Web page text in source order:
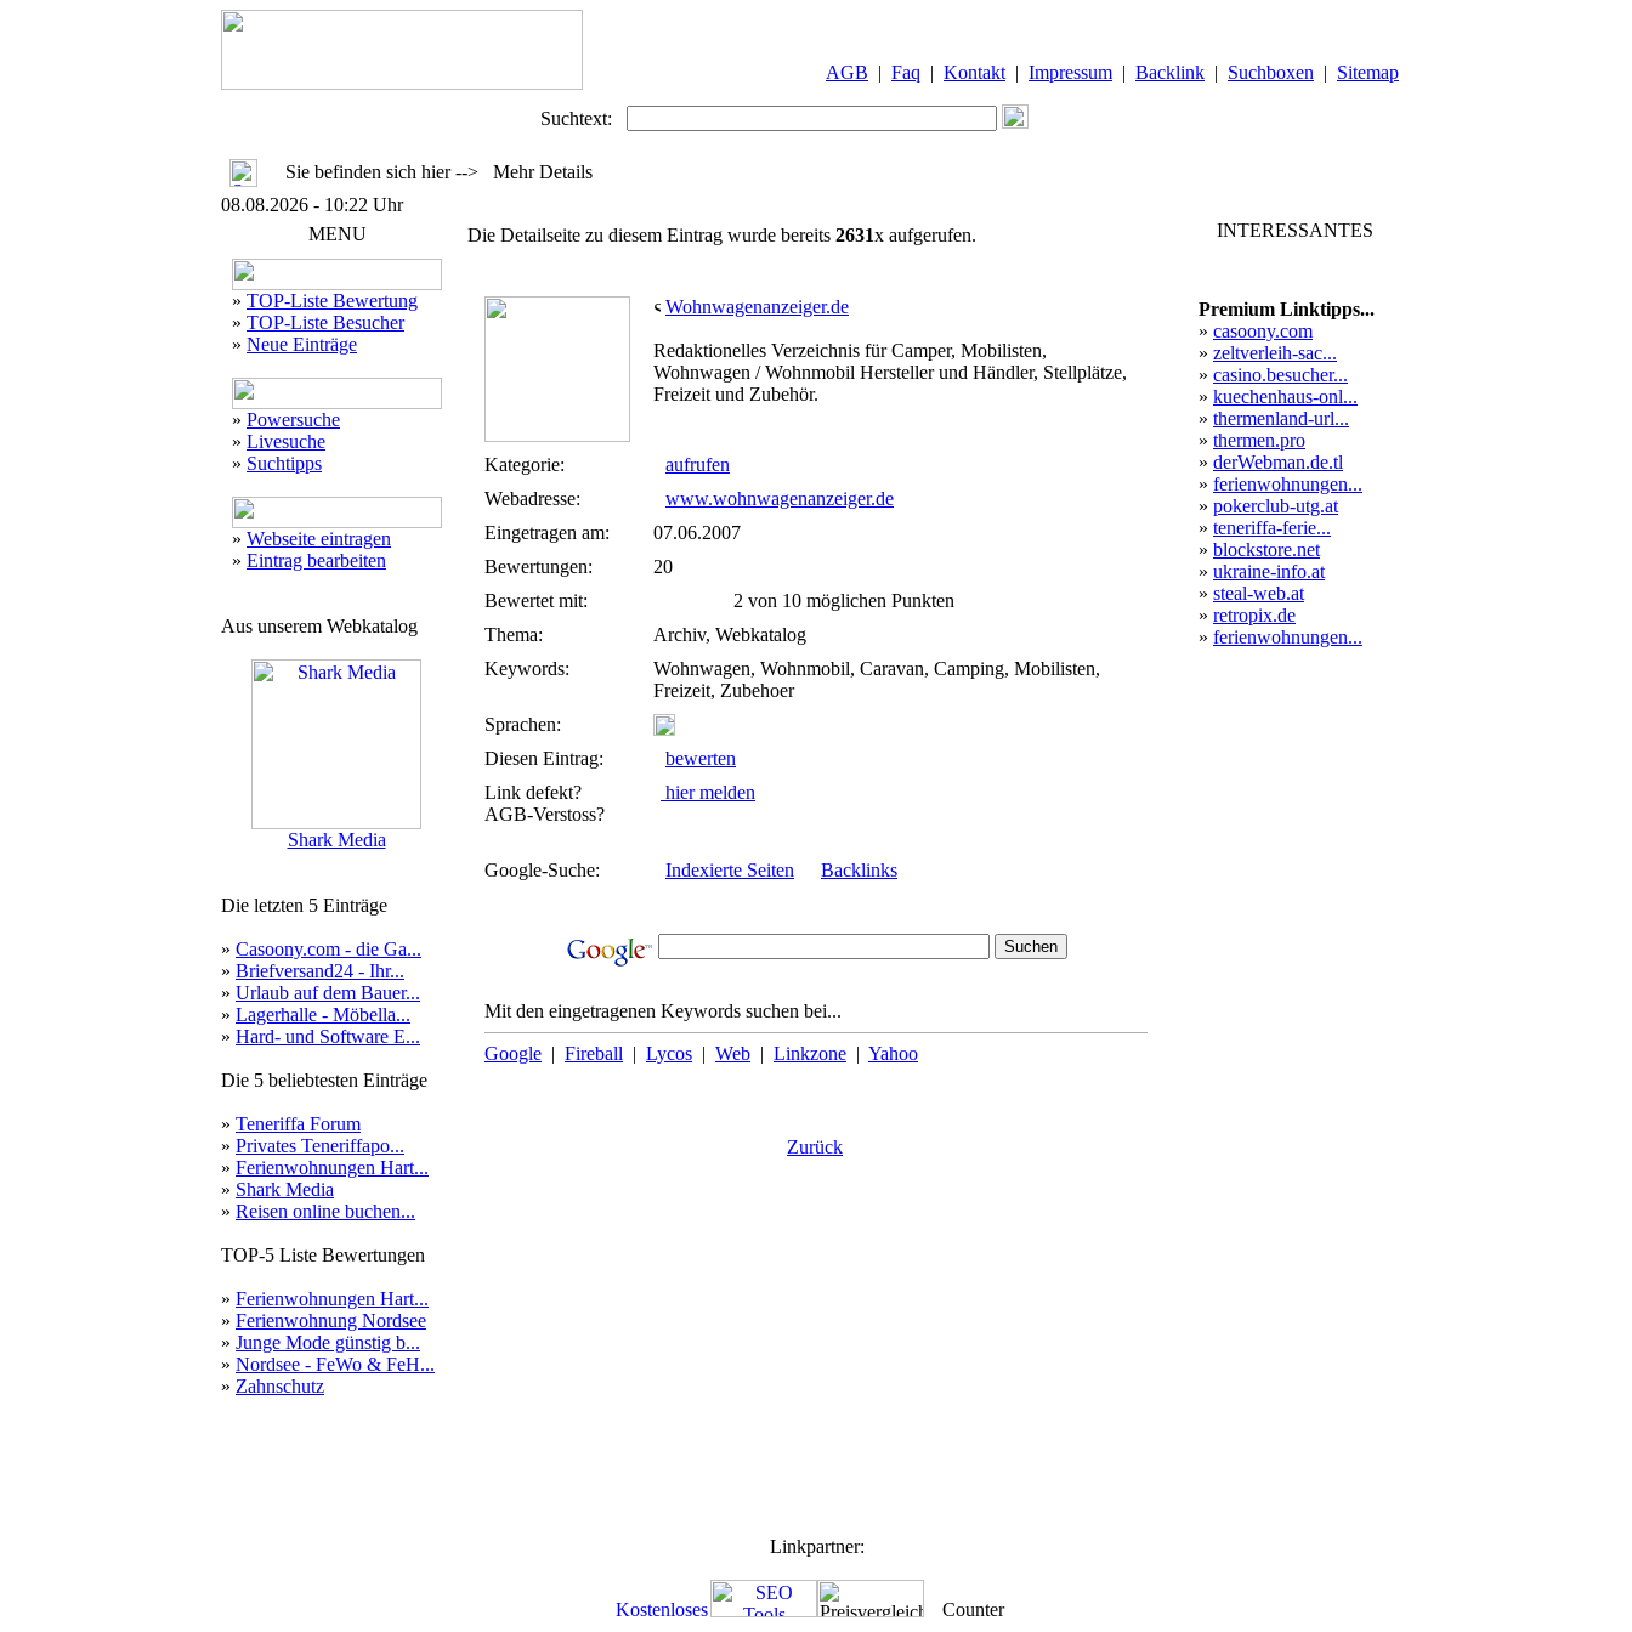
AGB | Faq | Kontakt | Impressum | Backlink | Suchboxen | Sitemap
Suchtext:
Sie befinden sich hier --> Mehr Details
08.08.2026 - 10:22 Uhr
MENU
» TOP-Liste Bewertung
» TOP-Liste Besucher
» Neue Einträge
» Powersuche
» Livesuche
» Suchtipps
» Webseite eintragen
» Eintrag bearbeiten
Aus unserem Webkatalog
Shark Media
Die letzten 5 Einträge
» Casoony.com - die Ga...
» Briefversand24 - Ihr...
» Urlaub auf dem Bauer...
» Lagerhalle - Möbella...
» Hard- und Software E...
Die 5 beliebtesten Einträge
» Teneriffa Forum
» Privates Teneriffapo...
» Ferienwohnungen Hart...
» Shark Media
» Reisen online buchen...
TOP-5 Liste Bewertungen
» Ferienwohnungen Hart...
» Ferienwohnung Nordsee
» Junge Mode günstig b...
» Nordsee - FeWo & FeH...
» Zahnschutz
Die Detailseite zu diesem Eintrag wurde bereits 2631x aufgerufen.
Wohnwagenanzeiger.de
Redaktionelles Verzeichnis für Camper, Mobilisten,
Wohnwagen / Wohnmobil Hersteller und Händler, Stellplätze,
Freizeit und Zubehör.
Kategorie:
aufrufen
Webadresse:
www.wohnwagenanzeiger.de
Eingetragen am:
07.06.2007
Bewertungen:
20
Bewertet mit:
2 von 10 möglichen Punkten
Thema:
Archiv, Webkatalog
Keywords:
Wohnwagen, Wohnmobil, Caravan, Camping, Mobilisten,
Freizeit, Zubehoer
Sprachen:
Diesen Eintrag:
bewerten
Link defekt?
AGB-Verstoss?
hier melden
Google-Suche: Indexierte Seiten Backlinks
Mit den eingetragenen Keywords suchen bei...
Google | Fireball | Lycos | Web | Linkzone | Yahoo
Zurück
INTERESSANTES
Premium Linktipps...
» casoony.com
» zeltverleih-sac...
» casino.besucher...
» kuechenhaus-onl...
» thermenland-url...
» thermen.pro
» derWebman.de.tl
» ferienwohnungen...
» pokerclub-utg.at
» teneriffa-ferie...
» blockstore.net
» ukraine-info.at
» steal-web.at
» retropix.de
» ferienwohnungen...
Linkpartner: